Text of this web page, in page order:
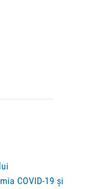
COVID-19 și